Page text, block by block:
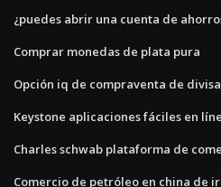
¿puedes abrir una cuenta de
Comprar monedas de plata pura
Opción iq de compraventa de
Keystone aplicaciones fáciles en
Charles schwab plataforma de
Comercio de petróleo en china de